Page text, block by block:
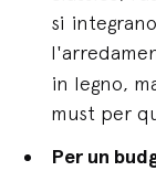
si
in legno,
must per
Per un